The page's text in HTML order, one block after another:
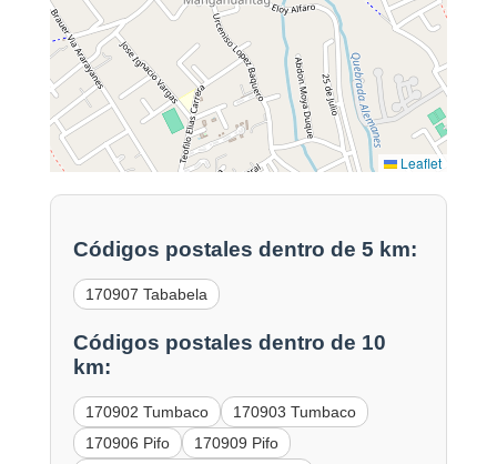
Leaflet
Códigos postales dentro de 5 km:
170907 Tababela
Códigos postales dentro de 10
km:
170902 Tumbaco
170903 Tumbaco
170906 Pifo
170909 Pifo